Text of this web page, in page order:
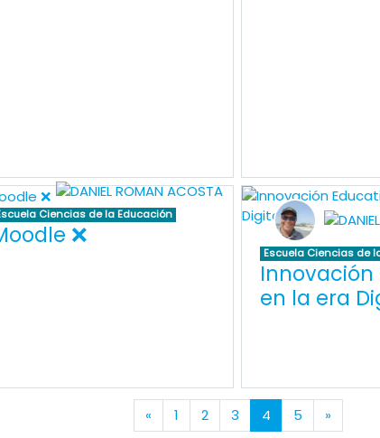
Ciencias de la Educación
❌
Escuela Ciencias de
en la era
« Página anterior
1 2 3 4 (actual)
5 »